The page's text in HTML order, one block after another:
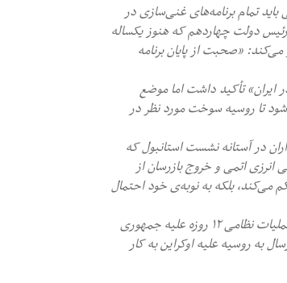
تمام برنامه‌های غنی‌سازی در
دولت چهاردهم که هنوز یکساله
«صحبت از پایان برنامه
بر «حق غنی‌سازی در ایران» تأکید داشت اما موضع
شود تا روسیه سوخت مورد نظر در
در آستانه نشست استانبول که
انرزی اتمی و خروج بازرسان از
می‌کند، بلکه به نوبه‌ی خود احتمال
-گیدئون ساعر وزیر خارجه اسرائیل در سفر به اوکراین گفته است که کشورش در عملیات نظامی ۱۲ روزه علیه جمهوری
به روسیه علیه اوکراین به کار